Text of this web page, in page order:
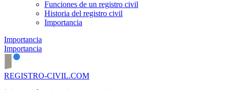
Funciones de un registro civil
Historia del registro civil
Importancia
Importancia
Importancia
REGISTRO-CIVIL.COM